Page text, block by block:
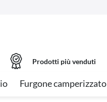
Prodotti più venduti
Furgone camperizzato